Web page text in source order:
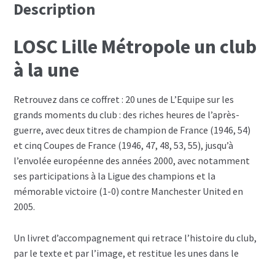
Description
LOSC Lille Métropole un club
à la une
Retrouvez dans ce coffret : 20 unes de L’Equipe sur les
grands moments du club : des riches heures de l’après-
guerre, avec deux titres de champion de France (1946, 54)
et cinq Coupes de France (1946, 47, 48, 53, 55), jusqu’à
l’envolée européenne des années 2000, avec notamment
ses participations à la Ligue des champions et la
mémorable victoire (1-0) contre Manchester United en
2005.
Un livret d’accompagnement qui retrace l’histoire du club,
par le texte et par l’image, et restitue les unes dans le